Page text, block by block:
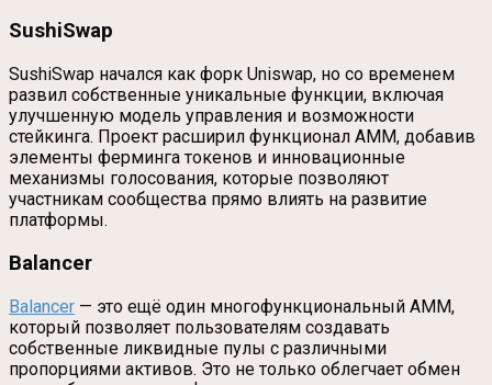
SushiSwap
SushiSwap начался как форк Uniswap, но со временем
развил собственные уникальные функции, включая
улучшенную модель управления и возможности
стейкинга. Проект расширил функционал AMM, добавив
элементы ферминга токенов и инновационные
механизмы голосования, которые позволяют
участникам сообщества прямо влиять на развитие
платформы.
Balancer
Balancer — это ещё один многофункциональный AMM,
который позволяет пользователям создавать
собственные ликвидные пулы с различными
пропорциями активов. Это не только облегчает обмен